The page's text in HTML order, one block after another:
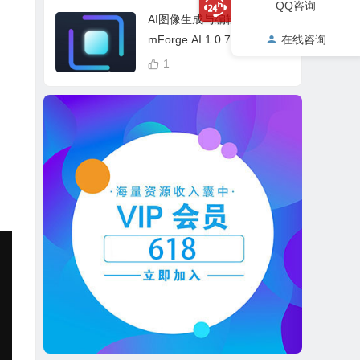
cess Bundle
AI图像生成与编辑软件 Drea
mForge AI 1.0.7 中英文多
语言 Win 本地离线运行
1
QQ咨询
在线咨询